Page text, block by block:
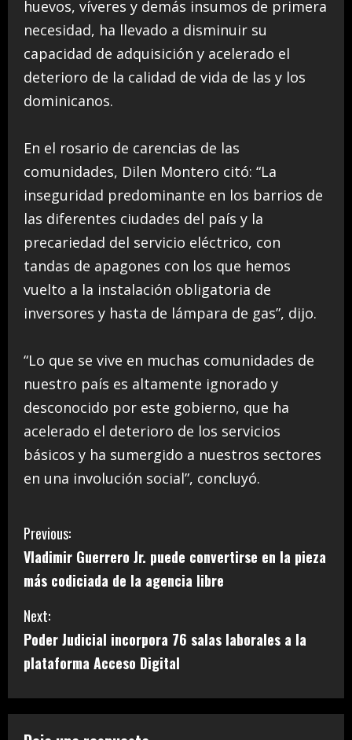
huevos, víveres y demás insumos de primera
necesidad, ha llevado a disminuir su
capacidad de adquisición y acelerado el
deterioro de la calidad de vida de las y los
dominicanos.
En el rosario de carencias de las
comunidades, Dilen Montero citó: “La
inseguridad predominante en los barrios de
las diferentes ciudades del país y la
precariedad del servicio eléctrico, con
tandas de apagones con los que hemos
vuelto a la instalación obligatoria de
inversores y hasta de lámpara de gas”, dijo.
“Lo que se vive en muchas comunidades de
nuestro país es altamente ignorado y
desconocido por este gobierno, que ha
acelerado el deterioro de los servicios
básicos y ha sumergido a nuestros sectores
en una involución social”, concluyó.
C
o
n
t
i
n
Previous:
Vladimir Guerrero Jr. puede convertirse en la pieza
más codiciada de la agencia libre
Next:
Poder Judicial incorpora 76 salas laborales a la
plataforma Acceso Digital